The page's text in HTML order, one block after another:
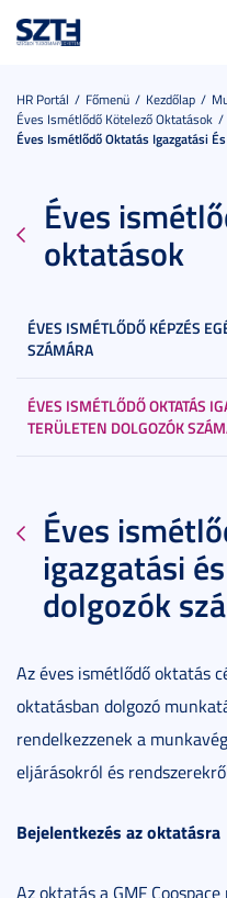
HR Portál Főmenü Kezdőlap
Éves Ismétlődő Kötelező Oktatások
Éves Ismétlődő Oktatás Igazgatási
Éves
oktatások
ÉVES ISMÉTLŐDŐ KÉPZÉS
SZÁMÁRA
ÉVES ISMÉTLŐDŐ OKTATÁS
TERÜLETEN DOLGOZÓK
Éves
igazgatási
dolgozók
Az éves ismétlődő oktatás
oktatásban dolgozó
rendelkezzenek a
eljárásokról és
Bejelentkezés az oktatásra
Az oktatás a GMF